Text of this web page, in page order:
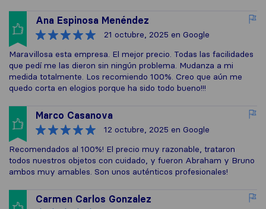
Ana Espinosa Menéndez
21 octubre, 2025 en Google
Maravillosa esta empresa. El mejor precio. Todas las facilidades
que pedí me las dieron sin ningún problema. Mudanza a mi
medida totalmente. Los recomiendo 100%. Creo que aún me
quedo corta en elogios porque ha sido todo bueno!!!
Marco Casanova
12 octubre, 2025 en Google
Recomendados al 100%! El precio muy razonable, trataron
todos nuestros objetos con cuidado, y fueron Abraham y Bruno
ambos muy amables. Son unos auténticos profesionales!
Carmen Carlos Gonzalez